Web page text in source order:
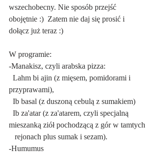
wszechobecny. Nie sposób przejść
obojętnie :)  Zatem nie daj się prosić i
dołącz już teraz :)
W programie:
-Manakisz, czyli arabska pizza:
Lahm bi ajin (z mięsem, pomidorami i
przyprawami),
Ib basal (z duszoną cebulą z sumakiem)
Ib za'atar (z za'atarem, czyli specjalną
mieszanką ziół pochodzącą z gór w tamtych
   rejonach plus sumak i sezam).
-Humumus